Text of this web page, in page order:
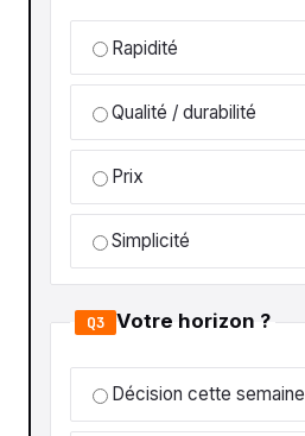
Rapidité
Qualité / durabilité
Prix
Simplicité
Q3 Votre horizon ?
Décision cette semaine